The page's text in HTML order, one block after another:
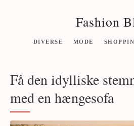
Fashion
DIVERSE MODE
Få den idylliske
med en hængesofa